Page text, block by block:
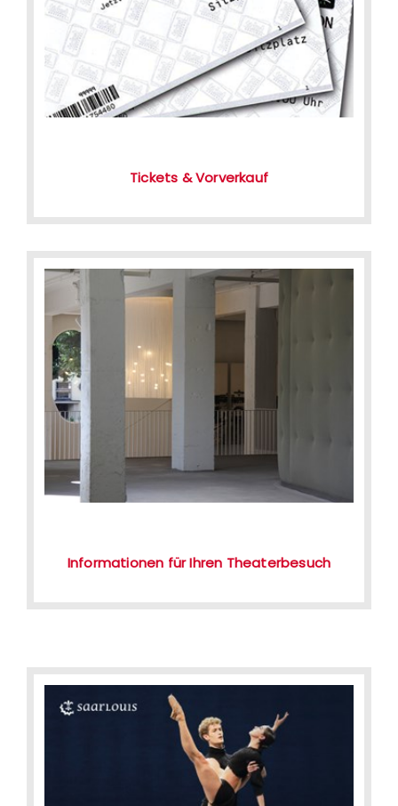
Tickets & Vorverkauf
Informationen für Ihren Theaterbesuch